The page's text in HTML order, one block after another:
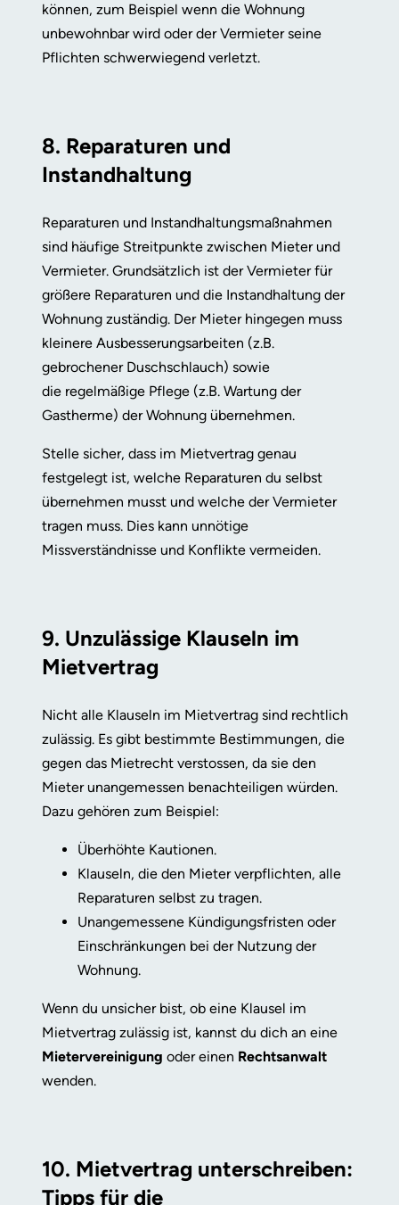
können, zum Beispiel wenn die Wohnung
unbewohnbar wird oder der Vermieter seine
Pflichten schwerwiegend verletzt.
8. Reparaturen und
Instandhaltung
Reparaturen und Instandhaltungsmaßnahmen
sind häufige Streitpunkte zwischen Mieter und
Vermieter. Grundsätzlich ist der Vermieter für
größere Reparaturen und die Instandhaltung der
Wohnung zuständig. Der Mieter hingegen muss
kleinere Ausbesserungsarbeiten (z.B.
gebrochener Duschschlauch) sowie
die regelmäßige Pflege (z.B. Wartung der
Gastherme) der Wohnung übernehmen.
Stelle sicher, dass im Mietvertrag genau
festgelegt ist, welche Reparaturen du selbst
übernehmen musst und welche der Vermieter
tragen muss. Dies kann unnötige
Missverständnisse und Konflikte vermeiden.
9. Unzulässige Klauseln im
Mietvertrag
Nicht alle Klauseln im Mietvertrag sind rechtlich
zulässig. Es gibt bestimmte Bestimmungen, die
gegen das Mietrecht verstossen, da sie den
Mieter unangemessen benachteiligen würden.
Dazu gehören zum Beispiel:
Überhöhte Kautionen.
Klauseln, die den Mieter verpflichten, alle
Reparaturen selbst zu tragen.
Unangemessene Kündigungsfristen oder
Einschränkungen bei der Nutzung der
Wohnung.
Wenn du unsicher bist, ob eine Klausel im
Mietvertrag zulässig ist, kannst du dich an eine
Mietervereinigung oder einen Rechtsanwalt
wenden.
10. Mietvertrag unterschreiben:
Tipps für die